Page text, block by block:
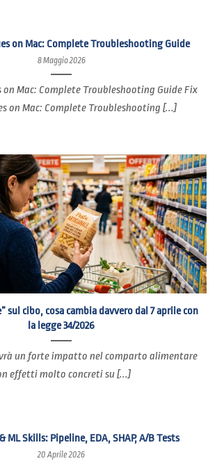
on Mac: Complete Troubleshooting Guide
8 Maggio 2026
on Mac: Complete Troubleshooting Guide Fix
on Mac: Complete Troubleshooting [...]
sul cibo, cosa cambia davvero dal 7 aprile con
la legge 34/2026
un forte impatto nel comparto alimentare
effetti molto concreti su [...]
ML Skills: Pipeline, EDA, SHAP, A/B Tests
20 Aprile 2026